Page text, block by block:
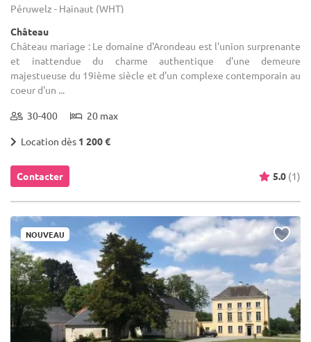
Péruwelz - Hainaut (WHT)
Château
Château mariage : Le domaine d'Arondeau est l'union surprenante
et inattendue du charme authentique d'une demeure
majestueuse du 19ième siècle et d'un complexe contemporain au
coeur d'un ...
30-400 20 max
Location dès 1 200 €
Contacter 5.0 (1)
NOUVEAU